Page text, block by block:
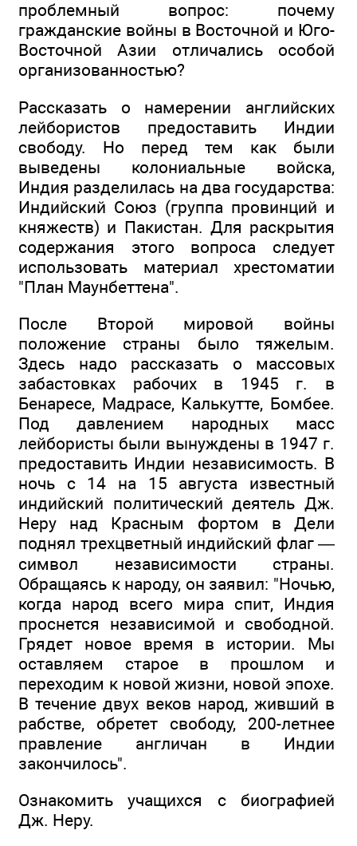
проблемный вопрос: почему
гражданские войны в Восточной и Юго-
Восточной Азии отличались особой
организованностью?
Рассказать о намерении английских
лейбористов предоставить Индии
свободу. Но перед тем как были
выведены колониальные войска,
Индия разделилась на два государства:
Индийский Союз (группа провинций и
княжеств) и Пакистан. Для раскрытия
содержания этого вопроса следует
использовать материал хрестоматии
"План Маунбеттена".
После Второй мировой войны
положение страны было тяжелым.
Здесь надо рассказать о массовых
забастовках рабочих в 1945 г. в
Бенаресе, Мадрасе, Калькутте, Бомбее.
Под давлением народных масс
лейбористы были вынуждены в 1947 г.
предоставить Индии независимость. В
ночь с 14 на 15 августа известный
индийский политический деятель Дж.
Неру над Красным фортом в Дели
поднял трехцветный индийский флаг —
символ независимости страны.
Обращаясь к народу, он заявил: "Ночью,
когда народ всего мира спит, Индия
проснется независимой и свободной.
Грядет новое время в истории. Мы
оставляем старое в прошлом и
переходим к новой жизни, новой эпохе.
В течение двух веков народ, живший в
рабстве, обретет свободу, 200-летнее
правление англичан в Индии
закончилось".
Ознакомить учащихся с биографией
Дж. Неру.